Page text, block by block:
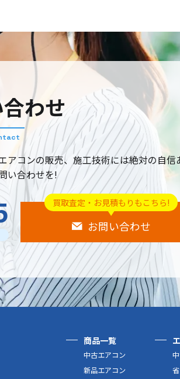
わせ
アコンの販売、 施工技術には絶対の自信
い合わせを!
買取査定・お見積もりもこちら!
お問い合わせ
商品一覧
中古エアコン
新品エアコン